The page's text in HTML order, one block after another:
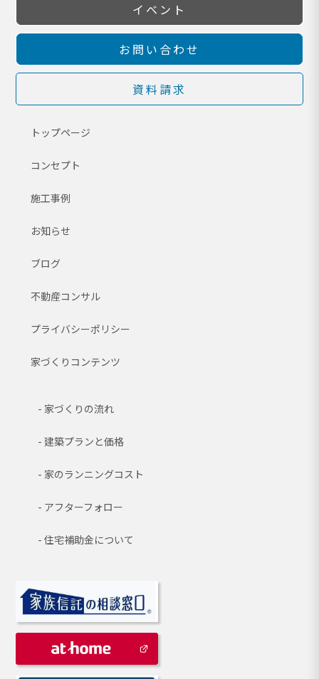
イベント
お問い合わせ
資料請求
トップページ
コンセプト
施工事例
お知らせ
ブログ
不動産コンサル
プライバシーポリシー
家づくりコンテンツ
家づくりの流れ
建築プランと価格
家のランニングコスト
アフターフォロー
住宅補助金について